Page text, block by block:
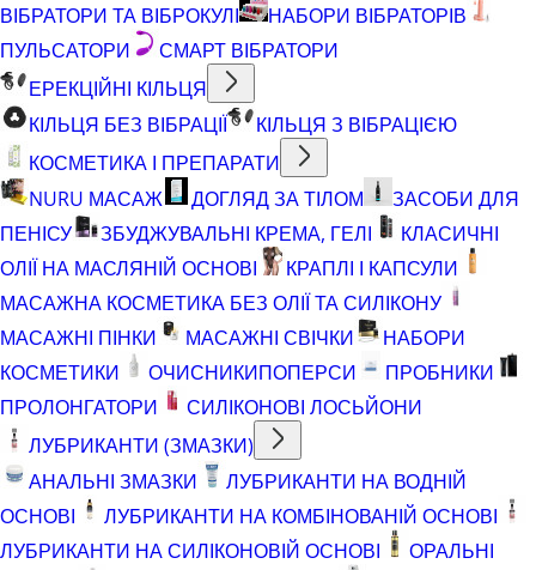
ВІБРАТОРИ ТА ВІБРОКУЛІ
НАБОРИ ВІБРАТОРІВ
ПУЛЬСАТОРИ
СМАРТ ВІБРАТОРИ
ЕРЕКЦІЙНІ КІЛЬЦЯ
КІЛЬЦЯ БЕЗ ВІБРАЦІЇ
КІЛЬЦЯ З ВІБРАЦІЄЮ
КОСМЕТИКА І ПРЕПАРАТИ
NURU МАСАЖ
ДОГЛЯД ЗА ТІЛОМ
ЗАСОБИ ДЛЯ
ПЕНІСУ
ЗБУДЖУВАЛЬНІ КРЕМА, ГЕЛІ
КЛАСИЧНІ
ОЛІЇ НА МАСЛЯНІЙ ОСНОВІ
КРАПЛІ І КАПСУЛИ
МАСАЖНА КОСМЕТИКА БЕЗ ОЛІЇ ТА СИЛІКОНУ
МАСАЖНІ ПІНКИ
МАСАЖНІ СВІЧКИ
НАБОРИ
КОСМЕТИКИ
ОЧИСНИКИПОПЕРСИ
ПРОБНИКИ
ПРОЛОНГАТОРИ
СИЛІКОНОВІ ЛОСЬЙОНИ
ЛУБРИКАНТИ (ЗМАЗКИ)
АНАЛЬНІ ЗМАЗКИ
ЛУБРИКАНТИ НА ВОДНІЙ
ОСНОВІ
ЛУБРИКАНТИ НА КОМБІНОВАНІЙ ОСНОВІ
ЛУБРИКАНТИ НА СИЛІКОНОВІЙ ОСНОВІ
ОРАЛЬНІ